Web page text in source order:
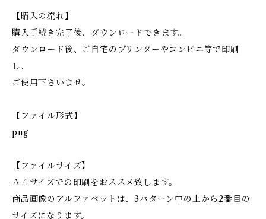
【購入の流れ】
購入手続き完了後、ダウンロードできます。
ダウンロード後、ご自宅のプリンターやコンビニ等で印刷
し、
ご使用下さいませ。
【ファイル形式】
png
【ファイルサイズ】
Ａ４サイズでの印刷をおススメ致します。
商品画像のアルファベットは、3パターン中の上から2番目の
サイズになります。